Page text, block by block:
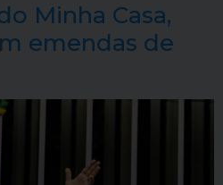
Minha Casa,
emendas de